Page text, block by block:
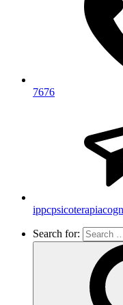
7676
Search for: